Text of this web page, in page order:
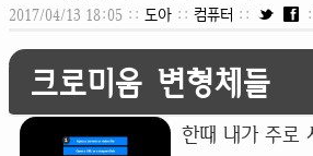
2017/04/13 18:05 :: 도아 :: 컴퓨터 ::
크로미움 변형체들
한때 내가 주로